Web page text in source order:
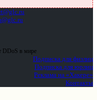
DDoS в мире
Подписка для физлиц
Подписка для юрлиц
Реклама на «Хакере»
Контакты